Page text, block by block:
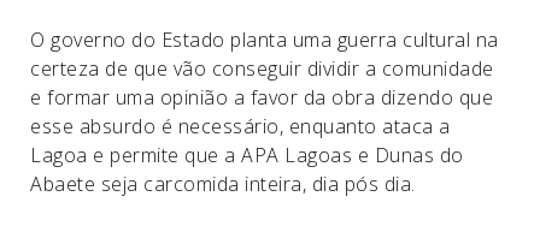
O governo do Estado planta uma guerra cultural na
certeza de que vão conseguir dividir a comunidade
e formar uma opinião a favor da obra dizendo que
esse absurdo é necessário, enquanto ataca a
Lagoa e permite que a APA Lagoas e Dunas do
Abaete seja carcomida inteira, dia pós dia.